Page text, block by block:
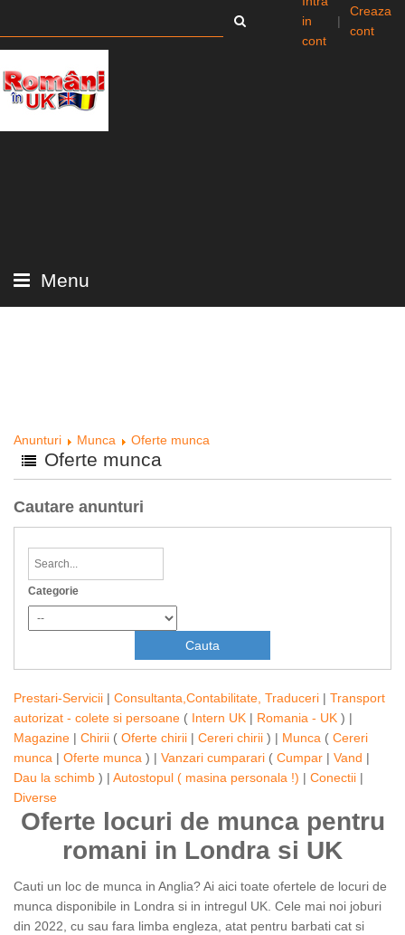
in
cont
|
Creaza
cont
Menu
Anunturi Munca Oferte munca
Oferte munca
Cautare anunturi
Categorie
Prestari-Servicii | Consultanta,Contabilitate, Traduceri | Transport
autorizat - colete si persoane ( Intern UK | Romania - UK ) |
Magazine | Chirii ( Oferte chirii | Cereri chirii ) | Munca ( Cereri
munca | Oferte munca ) | Vanzari cumparari ( Cumpar | Vand |
Dau la schimb ) | Autostopul ( masina personala !) | Conectii |
Diverse
Oferte locuri de munca pentru
romani in Londra si UK
Cauti un loc de munca in Anglia? Ai aici toate ofertele de locuri de
munca disponibile in Londra si in intregul UK. Cele mai noi joburi
din 2022, cu sau fara limba engleza, atat pentru barbati cat si